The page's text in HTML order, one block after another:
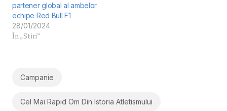
partener global al ambelor
echipe Red Bull F1
28/01/2024
În „Stiri”
Campanie
Cel Mai Rapid Om Din Istoria Atletismului